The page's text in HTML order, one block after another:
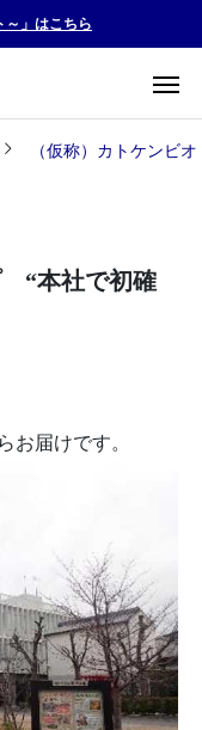
～」はこちら
（仮称）カトケンビ
“本社で初確
届けです。